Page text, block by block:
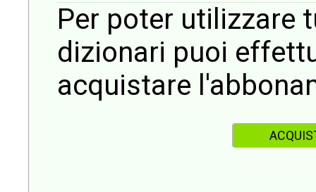
Per poter utilizzare
dizionari puoi
acquistare